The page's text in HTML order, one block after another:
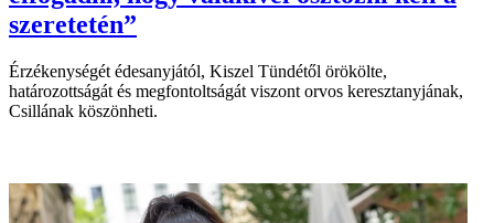
szeretetén”
Érzékenységét édesanyjától, Kiszel Tündétől örökölte,
határozottságát és megfontoltságát viszont orvos keresztanyjának,
Csillának köszönheti.